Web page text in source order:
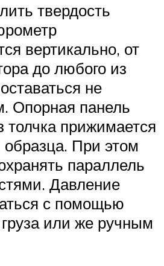
твердость
вертикально, от
до любого из
не
Опорная панель
толчка прижимается
образца. При этом
параллель
Давление
с помощью
или же ручным